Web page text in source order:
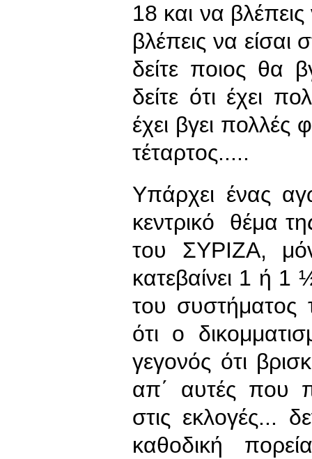
18 και να
βλέπεις να
δείτε ποιος θα
δείτε ότι έχει
έχει βγει πολλές
τέταρτος.....
Υπάρχει ένας
κεντρικό θέμα
του ΣΥΡΙΖΑ,
κατεβαίνει 1 ή 1
του συστήματος
ότι ο
γεγονός ότι
απ΄ αυτές που
στις εκλογές...
καθοδική